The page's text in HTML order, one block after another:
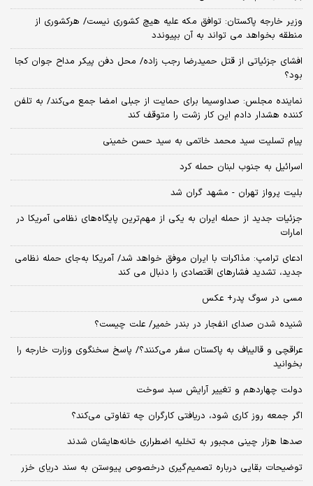
وزیر خارجه پاکستان: توافق مکه علیه هیچ کشوری نیست/ هرکشوری از
منطقه بخواهد می تواند به آن بپیوندد
افشای جزئیاتی از قتل حمیدرضا رجب زاده/ محل دفن پیکر مداح جوان کجا
بود؟
نماینده مجلس: صداوسیما برای حمایت از جبلی امضا جمع می‌کند/ به تلفن
کننده هشدار دادم این کار زشت را متوقف کند
پیام تسلیت سید محمد خاتمی به سید حسن خمینی
اسرائیل به جنوب لبنان حمله کرد
بلیت پرواز تهران - مشهد گران شد
جزئیات جدید از حمله ایران به یکی از مهم‌ترین پایگاه‌های نظامی آمریکا در
امارات
ادعای ترامپ: مذاکرات با ایران موفق خواهد شد/ آمریکا به‌جای حمله نظامی
جدید، تشدید فشارهای اقتصادی را دنبال می کند
مسی در سوگ پدر+ عکس
شنیده شدن صدای انفجار در بندر خمیر/ علت چیست؟
عراقچی و قالیباف به پاکستان سفر می‌کنند؟/ پاسخ سخنگوی وزارت خارجه را
بخوانید
دولت چهاردهم و تغییر آرایش سبد سوخت
اگر جمعه روز کاری شود، دریافتی کارگران چه تفاوتی می‌کند؟
صدها هزار چینی مجبور به تخلیه اضطراری خانه‌هایشان شدند
توضیحات بقایی درباره تصمیم‌گیری درخصوص پیوستن به سند دریای خزر